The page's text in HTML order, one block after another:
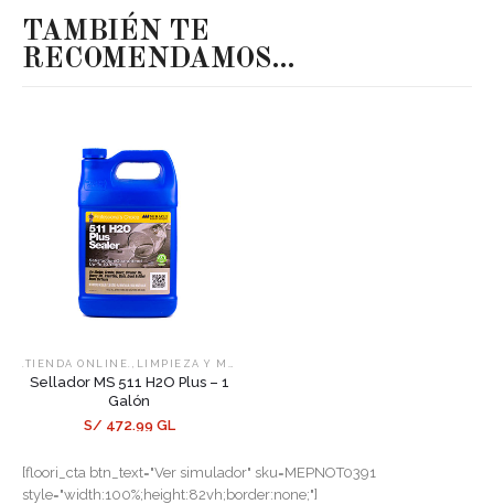
TAMBIÉN TE
RECOMENDAMOS…
.TIENDA ONLINE. LIMPIEZA Y MANTENIMIENTO
Sellador MS 511 H2O Plus – 1
Galón
S/ 472.99 GL
[floori_cta btn_text="Ver simulador" sku=MEPNOT0391
style="width:100%;height:82vh;border:none;"]